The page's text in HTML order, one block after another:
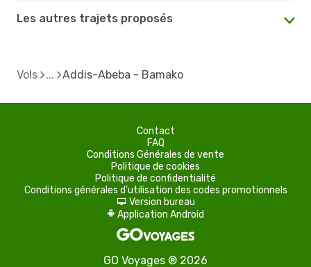
Les autres trajets proposés
Vols Addis-Abeba - Bamako
Contact
FAQ
Conditions Générales de vente
Politique de cookies
Politique de confidentialité
Conditions générales d'utilisation des codes promotionnels
d Version bureau
A Application Android
GO Voyages ® 2026